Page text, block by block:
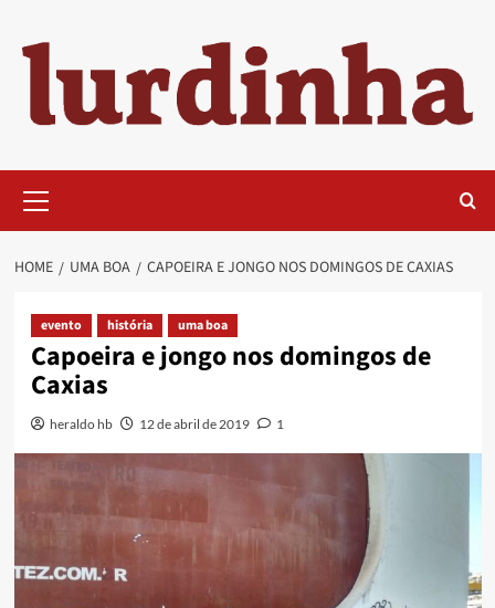
content
Menu
HOME UMA BOA CAPOEIRA E JONGO NOS DOMINGOS DE CAXIAS
evento história uma boa
Capoeira e jongo nos domingos de
Caxias
heraldo hb 12 de abril de 2019 1